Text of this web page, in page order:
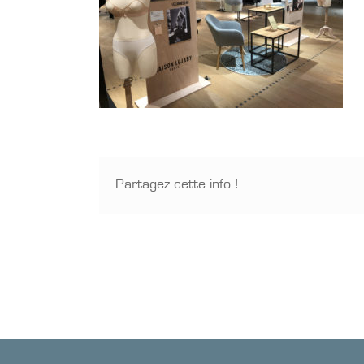
Partagez cette info !